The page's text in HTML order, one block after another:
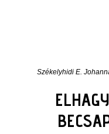
Székelyhidi E.